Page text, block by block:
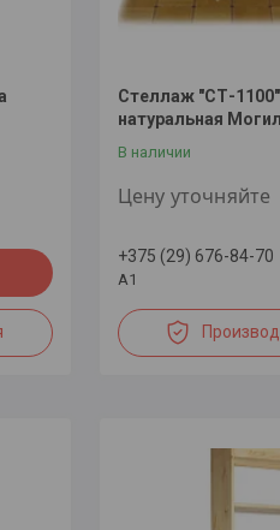
Стеллаж "СТ-
натуральная
В наличии
Цену уточняйте
+375 (29) 676-84-70
А1